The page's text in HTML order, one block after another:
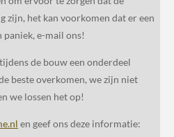
zijn, het kan voorkomen dat er een
e-mail ons!
de bouw een onderdeel
beste overkomen, we zijn niet
we lossen het op!
en geef ons deze informatie: